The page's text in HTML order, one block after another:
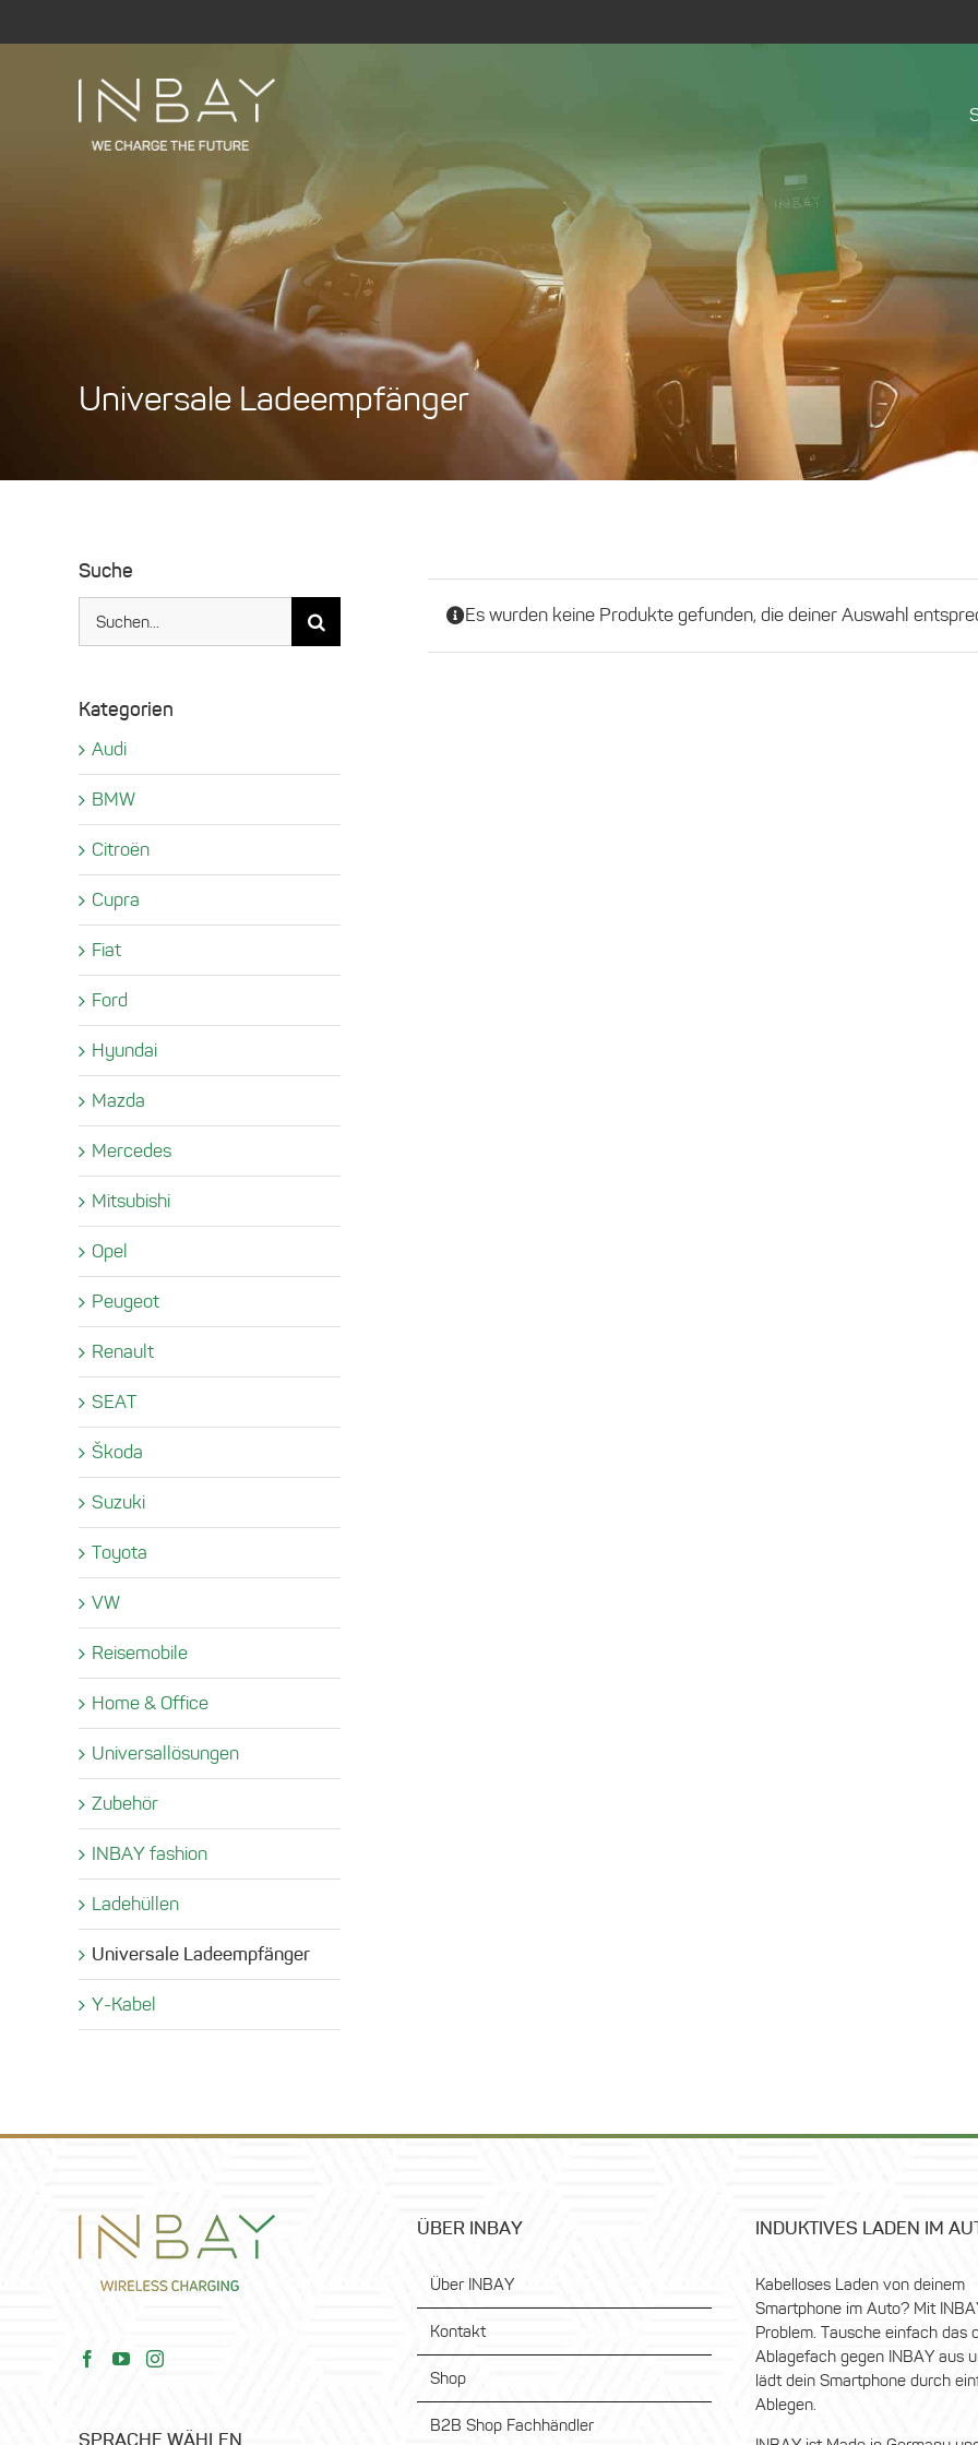
Inhalt
Universale Ladeempfänger
Es wurden keine Produkte gefunden, die deiner Auswahl
Suche
Kategorien
Audi
BMW
Citroën
Cupra
Fiat
Ford
Hyundai
Mazda
Mercedes
Mitsubishi
Opel
Peugeot
Renault
SEAT
Škoda
Suzuki
Toyota
VW
Reisemobile
Home & Office
Universallösungen
Zubehör
INBAY fashion
Ladehüllen
Universale Ladeempfänger
Y-Kabel
SPRACHE WÄHLEN
ÜBER INBAY
Über INBAY
Kontakt
Shop
B2B Shop Fachhändler
INDUKTIVES LADEN IM
Kabelloses Laden von deinem
Smartphone im Auto? Mit
Problem. Tausche einfach das
Ablagefach gegen INBAY aus
lädt dein Smartphone durch
Ablegen.